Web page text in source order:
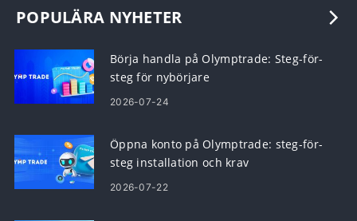
POPULÄRA NYHETER
Börja handla på Olymptrade: Steg-för-
steg för nybörjare
2026-07-24
Öppna konto på Olymptrade: steg-för-
steg installation och krav
2026-07-22